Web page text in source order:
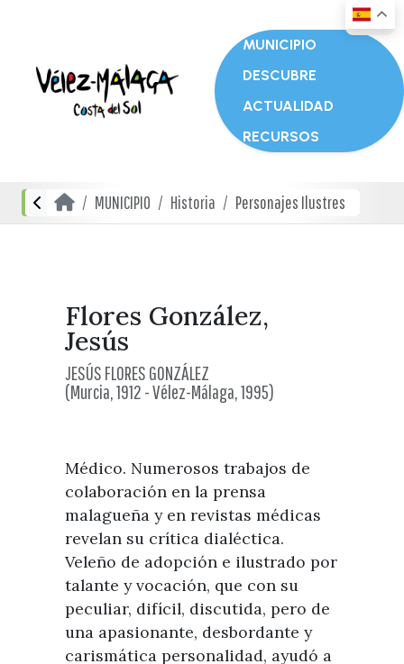
MUNICIPIO
DESCUBRE
ACTUALIDAD
RECURSOS
MUNICIPIO Historia Personajes Ilustres
Flores González,
Jesús
JESÚS FLORES GONZÁLEZ
(Murcia, 1912 - Vélez-Málaga, 1995)
Médico. Numerosos trabajos de
colaboración en la prensa
malagueña y en revistas médicas
revelan su crítica dialéctica.
Veleño de adopción e ilustrado por
talante y vocación, que con su
peculiar, difícil, discutida, pero de
una apasionante, desbordante y
carismática personalidad, ayudó a